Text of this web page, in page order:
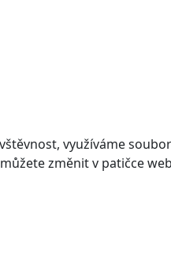
využíváme
změnit v patičce